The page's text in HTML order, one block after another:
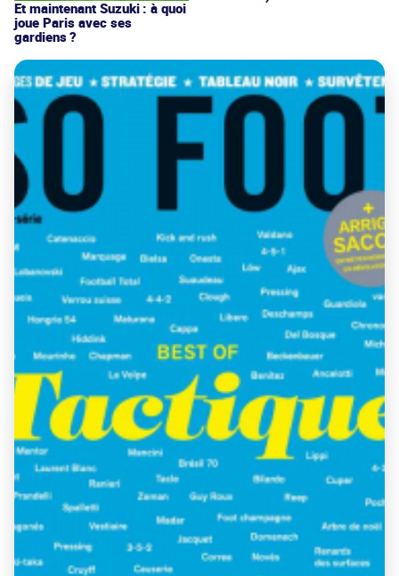
Et maintenant Suzuki : à quoi
joue Paris avec ses
gardiens ?